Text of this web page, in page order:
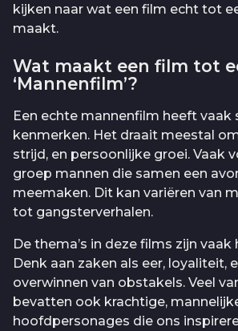
kijken naar wat een film echt tot
maakt.
Wat maakt een film tot
‘Mannenfilm’?
Een echte mannenfilm heeft vaak
kenmerken. Het draait meestal
strijd, en persoonlijke groei. Vaak
groep mannen die samen een
meemaken. Dit kan variëren van
tot gangsterverhalen.
De thema’s in deze films zijn vaak
Denk aan zaken als eer, loyaliteit,
overwinnen van obstakels. Veel
bevatten ook krachtige,
hoofdpersonages die ons